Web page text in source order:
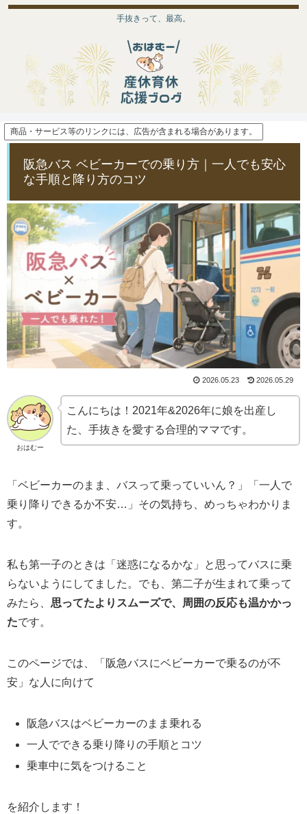
手抜きって、最高。
商品・サービス等のリンクには、広告が含まれる場合があります。
阪急バス ベビーカーでの乗り方｜一人でも安心
な手順と降り方のコツ
2026.05.23 2026.05.29
おはむー
こんにちは！2021年&2026年に娘を出産し
た、手抜きを愛する合理的ママです。
「ベビーカーのまま、バスって乗っていいん？」「一人で
乗り降りできるか不安…」その気持ち、めっちゃわかりま
す。
私も第一子のときは「迷惑になるかな」と思ってバスに乗
らないようにしてました。でも、第二子が生まれて乗って
みたら、 思ってたよりスムーズで、周囲の反応も温かかっ
たです。
このページでは、「阪急バスにベビーカーで乗るのが不
安」な人に向けて
阪急バスはベビーカーのまま乗れる
一人でできる乗り降りの手順とコツ
乗車中に気をつけること
を紹介します！